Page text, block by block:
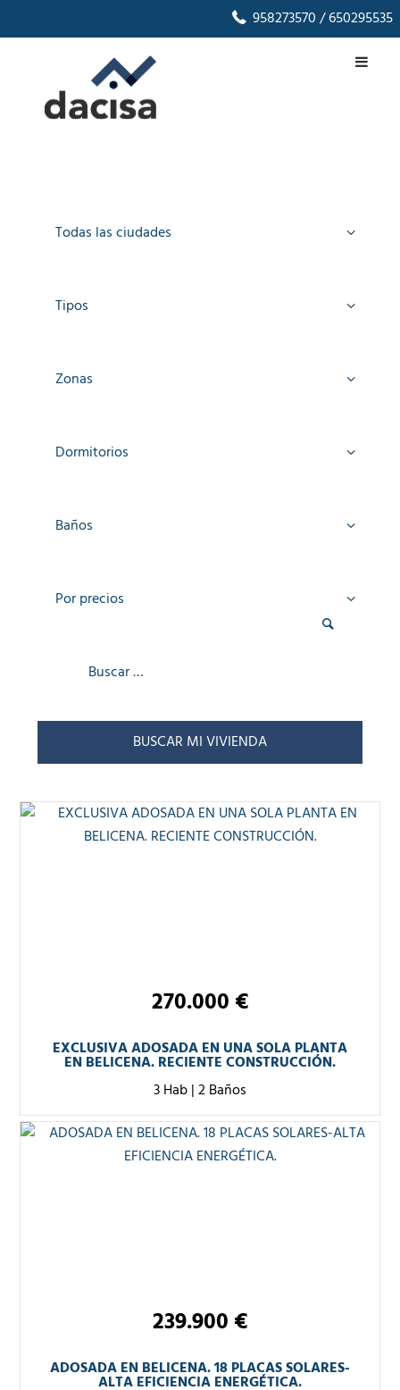
958273570/ 650295535
270.000 €
EXCLUSIVA ADOSADA EN UNA SOLA PLANTA
EN BELICENA. RECIENTE CONSTRUCCIÓN.
3 Hab|2 Baños
239.900 €
ADOSADA EN BELICENA. 18 PLACAS SOLARES-
ALTA EFICIENCIA ENERGÉTICA.